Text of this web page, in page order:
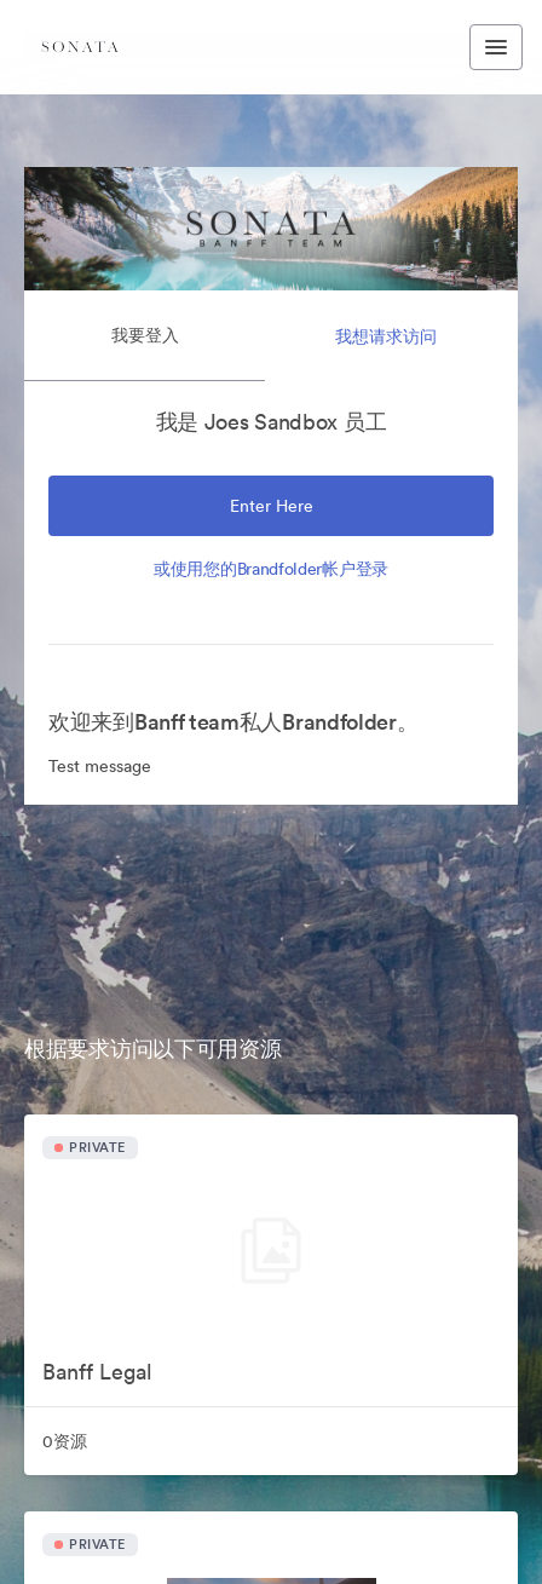
我要登入 我想请求访问
我是 Joes Sandbox 员工
Enter Here
或使用您的Brandfolder帐户登录
欢迎来到Banff team私人Brandfolder。
Test message
根据要求访问以下可用资源
PRIVATE
Banff Legal
0资源
PRIVATE